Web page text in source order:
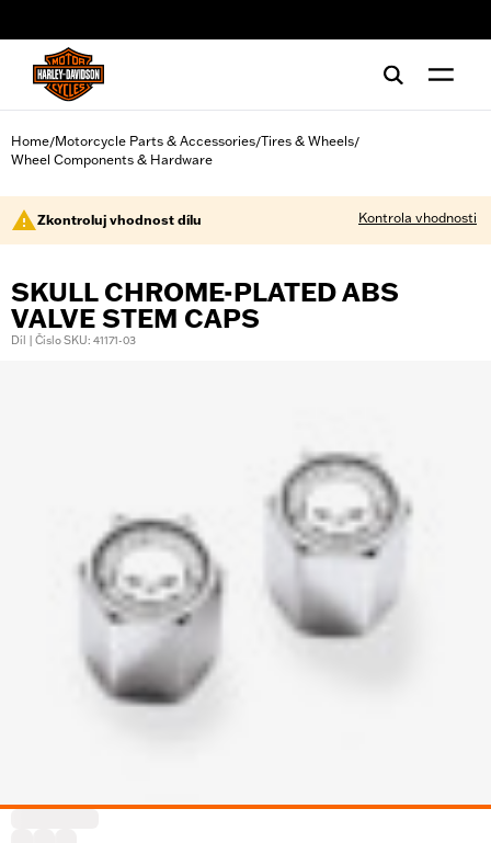
Home/Motorcycle Parts & Accessories/Tires & Wheels/
Wheel Components & Hardware
Zkontroluj vhodnost dílu Kontrola vhodnosti
SKULL CHROME-PLATED ABS
VALVE STEM CAPS
Díl | Číslo SKU: 41171-03